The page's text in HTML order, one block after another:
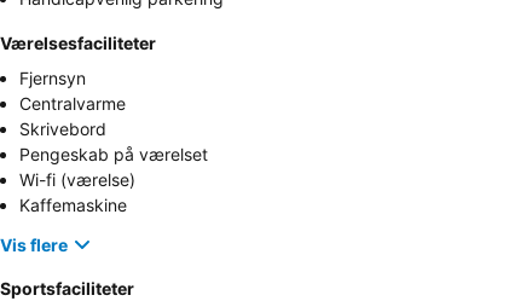
Værelsesfaciliteter
Fjernsyn
Centralvarme
Skrivebord
Pengeskab på værelset
Wi-fi (værelse)
Kaffemaskine
Vis flere
Sportsfaciliteter